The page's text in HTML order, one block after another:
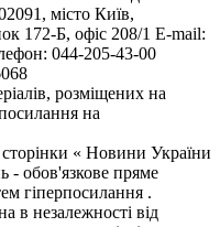
місто Київ,
Б, офіс 208/1 E-mail:
044-205-43-00
розміщених на
на
сторінки « Новини України
- обов'язкове пряме
гіперпосилання .
в незалежності від